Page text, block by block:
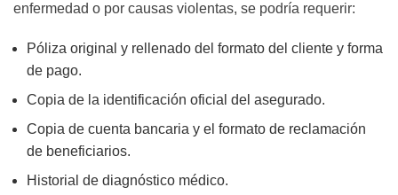
enfermedad o por causas violentas, se podría requerir:
Póliza original y rellenado del formato del cliente y forma
de pago.
Copia de la identificación oficial del asegurado.
Copia de cuenta bancaria y el formato de reclamación
de beneficiarios.
Historial de diagnóstico médico.